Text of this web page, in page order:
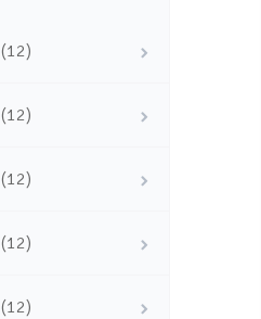
(12)
(12)
(12)
(12)
(12)